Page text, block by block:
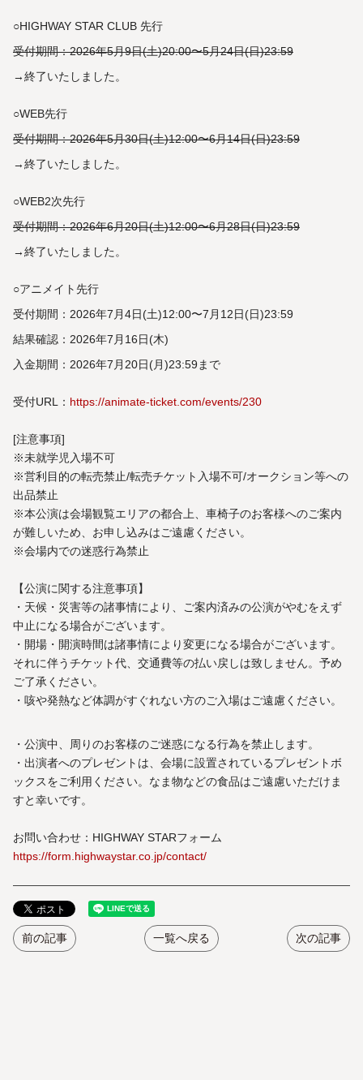
○HIGHWAY STAR CLUB 先行
受付期間：2026年5月9日(土)20:00〜5月24日(日)23:59
→終了いたしました。
○WEB先行
受付期間：2026年5月30日(土)12:00〜6月14日(日)23:59
→終了いたしました。
○WEB2次先行
受付期間：2026年6月20日(土)12:00〜6月28日(日)23:59
→終了いたしました。
○アニメイト先行
受付期間：2026年7月4日(土)12:00〜7月12日(日)23:59
結果確認：2026年7月16日(木)
入金期間：2026年7月20日(月)23:59まで
受付URL： https://animate-ticket.com/events/230
[注意事項]
※未就学児入場不可
※営利目的の転売禁止/転売チケット入場不可/オークション等への
出品禁止
※本公演は会場観覧エリアの都合上、車椅子のお客様へのご案内
が難しいため、お申し込みはご遠慮ください。
※会場内での迷惑行為禁止
【公演に関する注意事項】
・天候・災害等の諸事情により、ご案内済みの公演がやむをえず
中止になる場合がございます。
・開場・開演時間は諸事情により変更になる場合がございます。
それに伴うチケット代、交通費等の払い戻しは致しません。予め
ご了承ください。
・咳や発熱など体調がすぐれない方のご入場はご遠慮ください。
・公演中、周りのお客様のご迷惑になる行為を禁止します。
・出演者へのプレゼントは、会場に設置されているプレゼントボ
ックスをご利用ください。なま物などの食品はご遠慮いただけま
すと幸いです。
お問い合わせ：HIGHWAY STARフォーム
https://form.highwaystar.co.jp/contact/
前の記事 一覧へ戻る 次の記事